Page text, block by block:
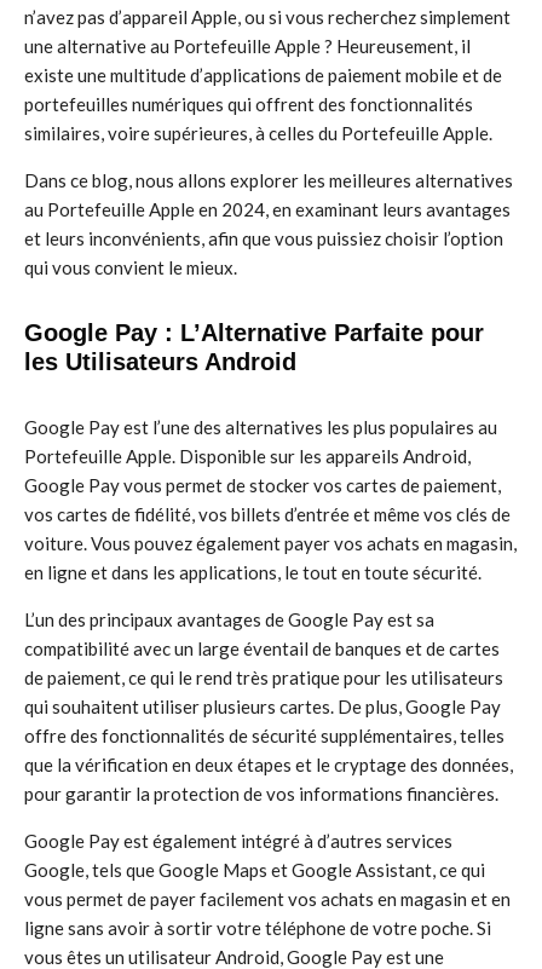
n’avez pas d’appareil Apple, ou si vous recherchez simplement
une alternative au Portefeuille Apple ? Heureusement, il
existe une multitude d’applications de paiement mobile et de
portefeuilles numériques qui offrent des fonctionnalités
similaires, voire supérieures, à celles du Portefeuille Apple.
Dans ce blog, nous allons explorer les meilleures alternatives
au Portefeuille Apple en 2024, en examinant leurs avantages
et leurs inconvénients, afin que vous puissiez choisir l’option
qui vous convient le mieux.
Google Pay : L’Alternative Parfaite pour
les Utilisateurs Android
Google Pay est l’une des alternatives les plus populaires au
Portefeuille Apple. Disponible sur les appareils Android,
Google Pay vous permet de stocker vos cartes de paiement,
vos cartes de fidélité, vos billets d’entrée et même vos clés de
voiture. Vous pouvez également payer vos achats en magasin,
en ligne et dans les applications, le tout en toute sécurité.
L’un des principaux avantages de Google Pay est sa
compatibilité avec un large éventail de banques et de cartes
de paiement, ce qui le rend très pratique pour les utilisateurs
qui souhaitent utiliser plusieurs cartes. De plus, Google Pay
offre des fonctionnalités de sécurité supplémentaires, telles
que la vérification en deux étapes et le cryptage des données,
pour garantir la protection de vos informations financières.
Google Pay est également intégré à d’autres services
Google, tels que Google Maps et Google Assistant, ce qui
vous permet de payer facilement vos achats en magasin et en
ligne sans avoir à sortir votre téléphone de votre poche. Si
vous êtes un utilisateur Android, Google Pay est une